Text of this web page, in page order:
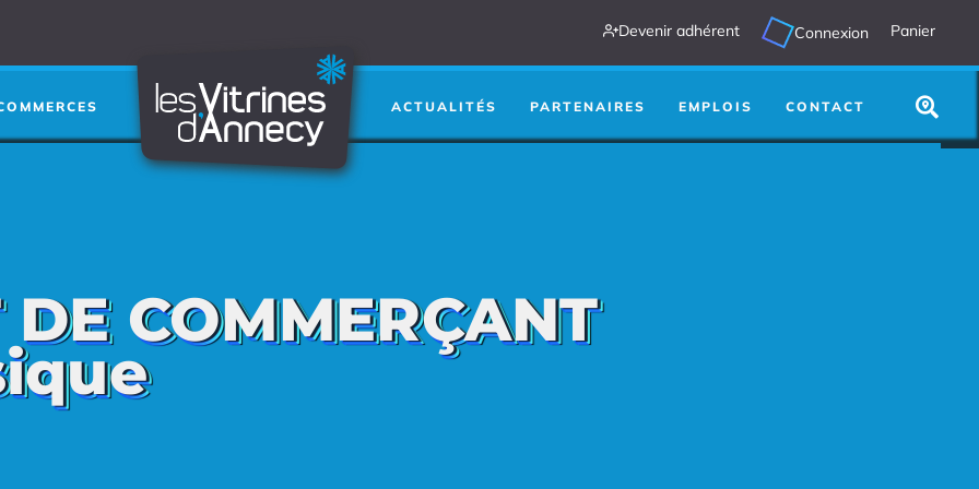
Devenir adhérent Connexion Panier
ACTUALITÉS PARTENAIRES EMPLOIS CONTACT
RECHERCHER
➜
Je cherche autre chose :
Search
...
COMMERÇANT